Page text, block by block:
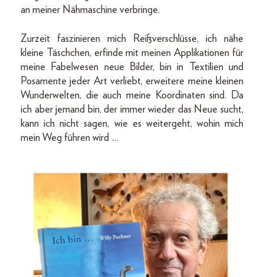
an meiner Nähmaschine verbringe.
Zurzeit faszinieren mich Reißverschlüsse, ich nähe
kleine Täschchen, erfinde mit meinen Applikationen für
meine Fabelwesen neue Bilder, bin in Textilien und
Posamente jeder Art verliebt, erweitere meine kleinen
Wunderwelten, die auch meine Koordinaten sind. Da
ich aber jemand bin, der immer wieder das Neue sucht,
kann ich nicht sagen, wie es weitergeht, wohin mich
mein Weg führen wird …